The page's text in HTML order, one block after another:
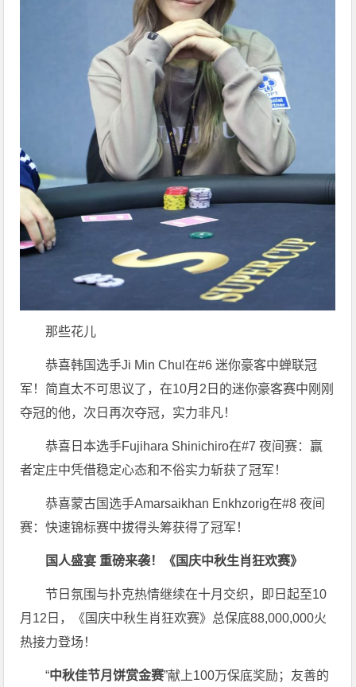
那些花儿
恭喜韩国选手Ji Min Chul在#6 迷你豪客中蝉联冠
军！简直太不可思议了，在10月2日的迷你豪客赛中刚刚
夺冠的他，次日再次夺冠，实力非凡！
恭喜日本选手Fujihara Shinichiro在#7 夜间赛：赢
者定庄中凭借稳定心态和不俗实力斩获了冠军！
恭喜蒙古国选手Amarsaikhan Enkhzorig在#8 夜间
赛：快速锦标赛中拔得头筹获得了冠军！
国人盛宴 重磅来袭！ 《国庆中秋生肖狂欢赛》
节日氛围与扑克热情继续在十月交织，即日起至10
月 12 日，《国庆中秋生肖狂欢赛》总保底88,000,000火
热接力登场！
“中秋佳节月饼赏金赛”献上100万保底奖励；友善的